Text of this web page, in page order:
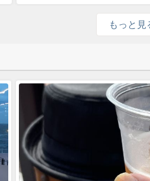
もっと見